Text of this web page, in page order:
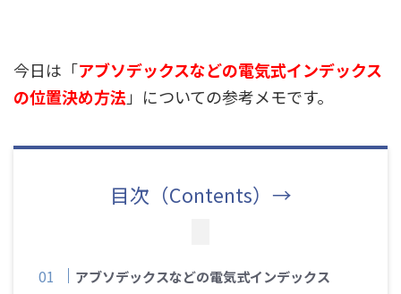
今日は「アブソデックスなどの電気式インデックス
の位置決め方法 」についての参考メモです。
目次（Contents）→
アブソデックスなどの電気式インデックス